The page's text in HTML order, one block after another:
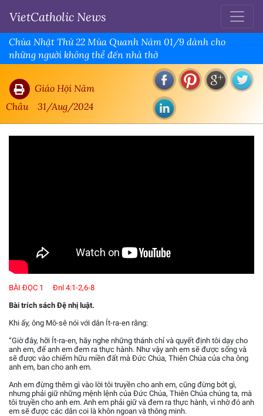
VietCatholic News
Chúa Nhật Thứ 22 Mùa Quanh Năm 01/9 dành cho
những người không thể đến nhà thờ
Giáo Hội Năm
Châu
31/Aug/2024
BÀI ĐỌC 1 Đnl 4:1-2,6-8
Bài trích sách Đệ nhị luật.
Khi ấy, ông Mô-sê nói với dân Ít-ra-en rằng:
“Giờ đây, hỡi Ít-ra-en, hãy nghe những thánh chỉ và quyết định tôi dạy cho
anh em, để anh em đem ra thực hành. Như vậy anh em sẽ được sống và
sẽ được vào chiếm hữu miền đất mà Đức Chúa, Thiên Chúa của cha ông
anh em, ban cho anh em.
Anh em đừng thêm gì vào lời tôi truyền cho anh em, cũng đừng bớt gì,
nhưng phải giữ những mệnh lệnh của Đức Chúa, Thiên Chúa chúng ta, mà
tôi truyền cho anh em. Anh em phải giữ và đem ra thực hành, vì nhờ đó anh
em sẽ được các dân coi là khôn ngoan và thông minh.